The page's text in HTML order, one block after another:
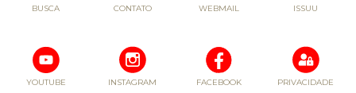
BUSCA CONTATO WEBMAIL ISSUU
YOUTUBE INSTAGRAM FACEBOOK PRIVACIDADE